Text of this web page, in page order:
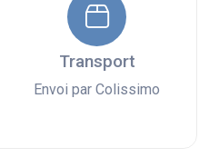
Transport
Envoi par Colissimo